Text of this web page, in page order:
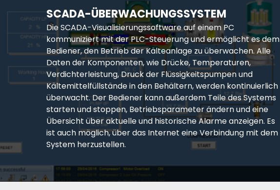
SCADA-ÜBERWACHUNGSSYSTEM
Die SCADA-Visualisierungssoftware auf einem PC
kommuniziert mit der PLC-Steuerung und ermöglicht es dem
Bediener, den Betrieb der Kälteanlage zu überwachen. Alle
Daten der Komponenten, wie Drücke, Temperaturen,
Verdichterleistung, Druck der Flüssigkeitspumpen und
Kältemittelfüllstände in den Behältern, werden kontinuierlich
überwacht. Der Bediener kann außerdem Teile des Systems
starten und stoppen, Betriebsparameter ändern und eine
Übersicht über aktuelle und historische Alarme anzeigen. Es
ist auch möglich, über das Internet eine Verbindung mit dem
System herzustellen.